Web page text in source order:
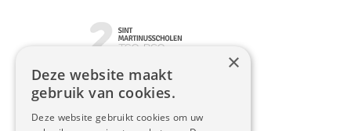
×
Deze website maakt
gebruik van cookies.
Deze website gebruikt cookies om uw